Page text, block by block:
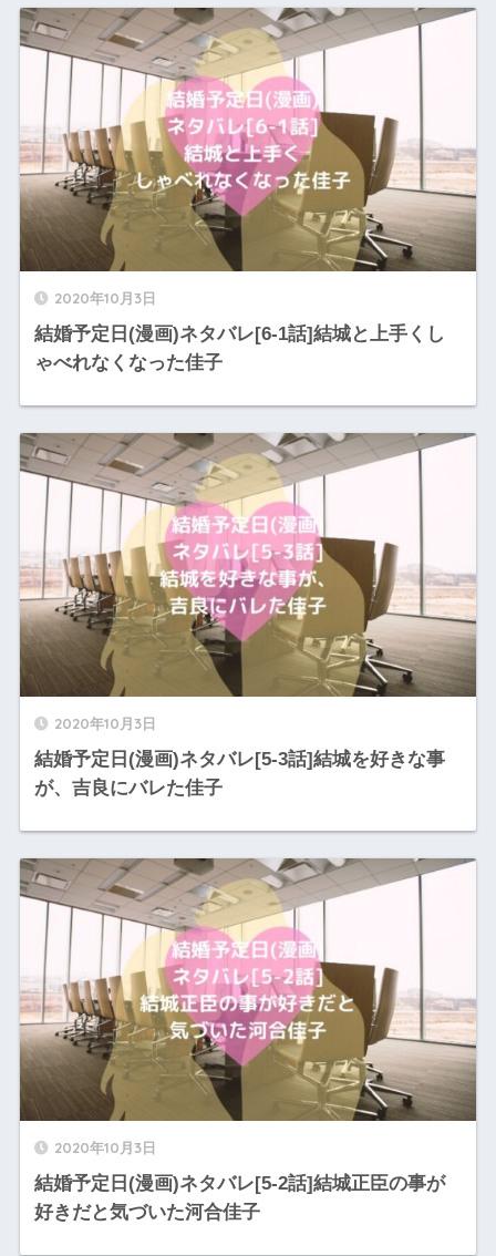
2020年10月3日
結婚予定日(漫画)ネタバレ[6-1話]結城と上手くし
ゃべれなくなった佳子
2020年10月3日
結婚予定日(漫画)ネタバレ[5-3話]結城を好きな事
が、吉良にバレた佳子
2020年10月3日
結婚予定日(漫画)ネタバレ[5-2話]結城正臣の事が
好きだと気づいた河合佳子